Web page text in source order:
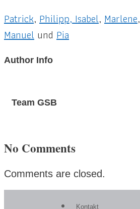
Patrick, Philipp,Isabel, Marlene,
Manuel und Pia
Author Info
Team GSB
No Comments
Comments are closed.
Kontakt